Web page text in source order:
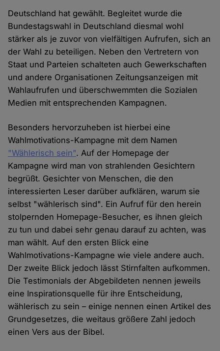
Deutschland hat gewählt. Begleitet wurde die
Bundestagswahl in Deutschland diesmal wohl
stärker als je zuvor von vielfältigen Aufrufen, sich an
der Wahl zu beteiligen. Neben den Vertretern von
Staat und Parteien schalteten auch Gewerkschaften
und andere Organisationen Zeitungsanzeigen mit
Wahlaufrufen und überschwemmten die Sozialen
Medien mit entsprechenden Kampagnen.
Besonders hervorzuheben ist hierbei eine
Wahlmotivations-Kampagne mit dem Namen
"Wählerisch sein". Auf der Homepage der
Kampagne wird man von strahlenden Gesichtern
begrüßt. Gesichter von Menschen, die den
interessierten Leser darüber aufklären, warum sie
selbst "wählerisch sind". Ein Aufruf für den herein
stolpernden Homepage-Besucher, es ihnen gleich
zu tun und dabei sehr genau darauf zu achten, was
man wählt. Auf den ersten Blick eine
Wahlmotivations-Kampagne wie viele andere auch.
Der zweite Blick jedoch lässt Stirnfalten aufkommen.
Die Testimonials der Abgebildeten nennen jeweils
eine Inspirationsquelle für ihre Entscheidung,
wählerisch zu sein – einige nennen einen Artikel des
Grundgesetzes, die weitaus größere Zahl jedoch
einen Vers aus der Bibel.